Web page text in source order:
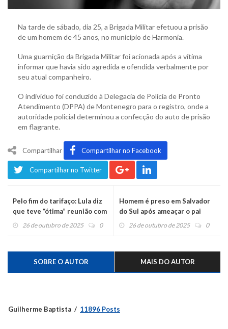
Na tarde de sábado, dia 25, a Brigada Militar efetuou a prisão
de um homem de 45 anos, no município de Harmonia.
Uma guarnição da Brigada Militar foi acionada após a vítima
informar que havia sido agredida e ofendida verbalmente por
seu atual companheiro.
O indivíduo foi conduzido à Delegacia de Polícia de Pronto
Atendimento (DPPA) de Montenegro para o registro, onde a
autoridade policial determinou a confecção do auto de prisão
em flagrante.
Compartilhar Compartilhar no Facebook
Compartilhar no Twitter
Pelo fim do tarifaço: Lula diz
que teve “ótima” reunião com
Trump26 de outubro de 2025 0
Homem é preso em Salvador
do Sul após ameaçar o pai
com um espeto
26 de outubro de 2025 0
SOBRE O AUTOR MAIS DO AUTOR
Guilherme Baptista 11896 Posts